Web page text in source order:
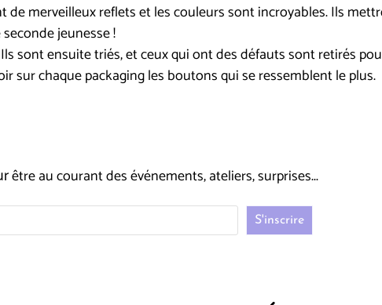
être au courant des événements, ateliers, surprises...
merveilleux reflets et les couleurs sont incroyables. Ils
jeunesse !
sont ensuite triés, et ceux qui ont des défauts sont retirés
sur chaque packaging les boutons qui se ressemblent le plus.